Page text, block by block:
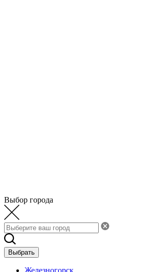
Выбор города
Выбрать
Железногорск